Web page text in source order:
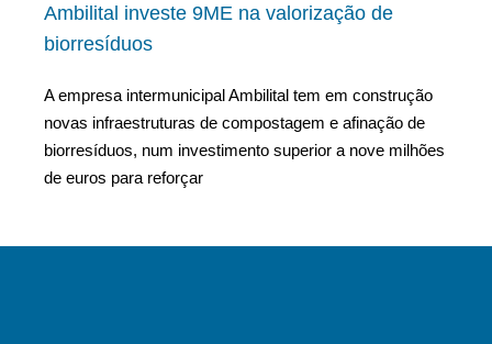
Ambilital investe 9ME na valorização de
biorresíduos
A empresa intermunicipal Ambilital tem em construção
novas infraestruturas de compostagem e afinação de
biorresíduos, num investimento superior a nove milhões
de euros para reforçar